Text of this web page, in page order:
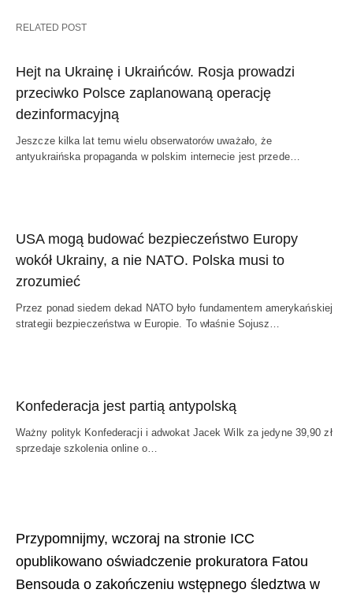
RELATED POST
Hejt na Ukrainę i Ukraińców. Rosja prowadzi
przeciwko Polsce zaplanowaną operację
dezinformacyjną
Jeszcze kilka lat temu wielu obserwatorów uważało, że
antyukraińska propaganda w polskim internecie jest przede…
USA mogą budować bezpieczeństwo Europy
wokół Ukrainy, a nie NATO. Polska musi to
zrozumieć
Przez ponad siedem dekad NATO było fundamentem amerykańskiej
strategii bezpieczeństwa w Europie. To właśnie Sojusz…
Konfederacja jest partią antypolską
Ważny polityk Konfederacji i adwokat Jacek Wilk za jedyne 39,90 zł
sprzedaje szkolenia online o…
Przypomnijmy, wczoraj na stronie ICC
opublikowano oświadczenie prokuratora Fatou
Bensouda o zakończeniu wstępnego śledztwa w